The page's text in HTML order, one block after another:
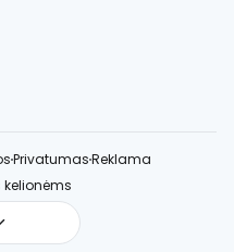
PrivatumasReklama
kelionėms